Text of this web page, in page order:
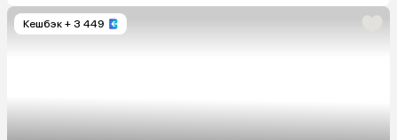
Кешбэк + 3 449